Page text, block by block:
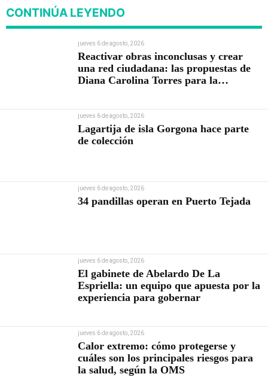
CONTINÚA LEYENDO
jueves 6 de agosto, 2026
Reactivar obras inconclusas y crear
una red ciudadana: las propuestas de
Diana Carolina Torres para la
jueves 6 de agosto, 2026
Lagartija de isla Gorgona hace parte
de colección
jueves 6 de agosto, 2026
34 pandillas operan en Puerto Tejada
jueves 6 de agosto, 2026
El gabinete de Abelardo De La
Espriella: un equipo que apuesta por la
experiencia para gobernar
jueves 6 de agosto, 2026
Calor extremo: cómo protegerse y
cuáles son los principales riesgos para
la salud, según la OMS